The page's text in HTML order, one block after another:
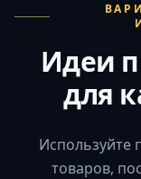
Идеи
для
Используйте
товаров,